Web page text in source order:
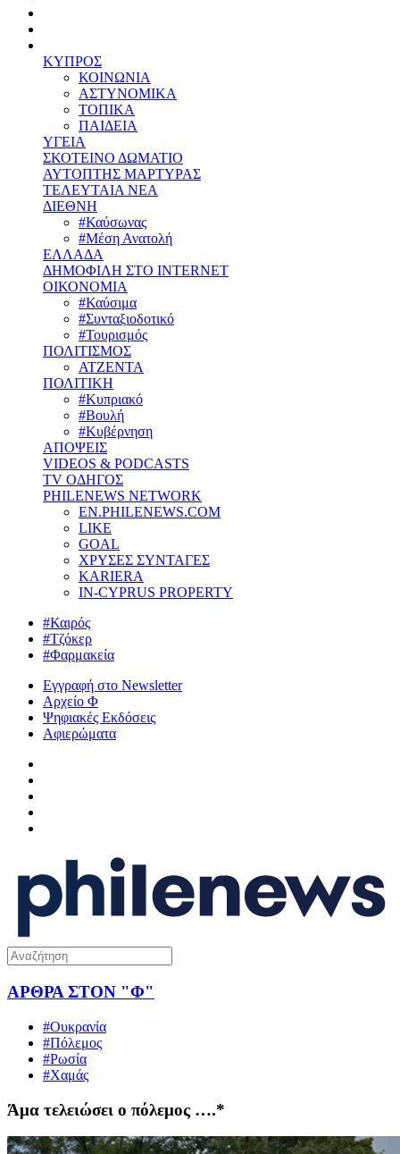
ΚΥΠΡΟΣ
ΚΟΙΝΩΝΙΑ
ΑΣΤΥΝΟΜΙΚΑ
ΤΟΠΙΚΑ
ΠΑΙΔΕΙΑ
ΥΓΕΙΑ
ΣΚΟΤΕΙΝΟ ΔΩΜΑΤΙΟ
ΑΥΤΟΠΤΗΣ ΜΑΡΤΥΡΑΣ
ΤΕΛΕΥΤΑΙΑ ΝΕΑ
ΔΙΕΘΝΗ
#Καύσωνας
#Μέση Ανατολή
ΕΛΛΑΔΑ
ΔΗΜΟΦΙΛΗ ΣΤΟ INTERNET
ΟΙΚΟΝΟΜΙΑ
#Καύσιμα
#Συνταξιοδοτικό
#Τουρισμός
ΠΟΛΙΤΙΣΜΟΣ
ΑΤΖΕΝΤΑ
ΠΟΛΙΤΙΚΗ
#Κυπριακό
#Βουλή
#Κυβέρνηση
ΑΠΟΨΕΙΣ
VIDEOS & PODCASTS
TV ΟΔΗΓΟΣ
PHILENEWS NETWORK
EN.PHILENEWS.COM
LIKE
GOAL
ΧΡΥΣΕΣ ΣΥΝΤΑΓΕΣ
KARIERA
IN-CYPRUS PROPERTY
#Καιρός
#Τζόκερ
#Φαρμακεία
Εγγραφή στο Newsletter
Αρχείο Φ
Ψηφιακές Εκδόσεις
Αφιερώματα
ΑΡΘΡΑ ΣΤΟΝ "Φ"
#Ουκρανία
#Πόλεμος
#Ρωσία
#Χαμάς
Άμα τελειώσει ο πόλεμος ….*